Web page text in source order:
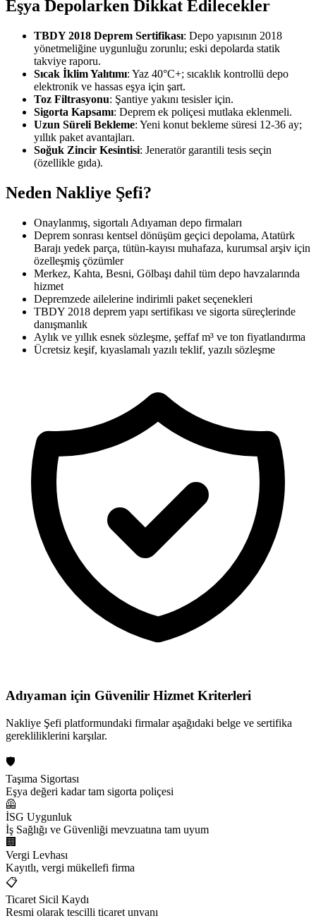
Eşya Depolarken Dikkat Edilecekler
TBDY 2018 Deprem Sertifikası: Depo yapısının 2018
yönetmeliğine uygunluğu zorunlu; eski depolarda statik
takviye raporu.
Sıcak İklim Yalıtımı: Yaz 40°C+; sıcaklık kontrollü depo
elektronik ve hassas eşya için şart.
Toz Filtrasyonu: Şantiye yakını tesisler için.
Sigorta Kapsamı: Deprem ek poliçesi mutlaka eklenmeli.
Uzun Süreli Bekleme: Yeni konut bekleme süresi 12-36 ay;
yıllık paket avantajları.
Soğuk Zincir Kesintisi: Jeneratör garantili tesis seçin
(özellikle gıda).
Neden Nakliye Şefi?
Onaylanmış, sigortalı Adıyaman depo firmaları
Deprem sonrası kentsel dönüşüm geçici depolama, Atatürk
Barajı yedek parça, tütün-kayısı muhafaza, kurumsal arşiv için
özelleşmiş çözümler
Merkez, Kahta, Besni, Gölbaşı dahil tüm depo havzalarında
hizmet
Depremzede ailelerine indirimli paket seçenekleri
TBDY 2018 deprem yapı sertifikası ve sigorta süreçlerinde
danışmanlık
Aylık ve yıllık esnek sözleşme, şeffaf m³ ve ton fiyatlandırma
Ücretsiz keşif, kıyaslamalı yazılı teklif, yazılı sözleşme
Adıyaman için Güvenilir Hizmet Kriterleri
Nakliye Şefi platformundaki firmalar aşağıdaki belge ve sertifika
gerekliliklerini karşılar.
🛡️
Taşıma Sigortası
Eşya değeri kadar tam sigorta poliçesi
🦺
İSG Uygunluk
İş Sağlığı ve Güvenliği mevzuatına tam uyum
🏢
Vergi Levhası
Kayıtlı, vergi mükellefi firma
📋
Ticaret Sicil Kaydı
Resmi olarak tescilli ticaret unvanı